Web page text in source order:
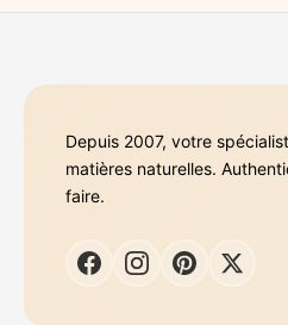
Depuis 2007, votre
matières naturelles.
faire.